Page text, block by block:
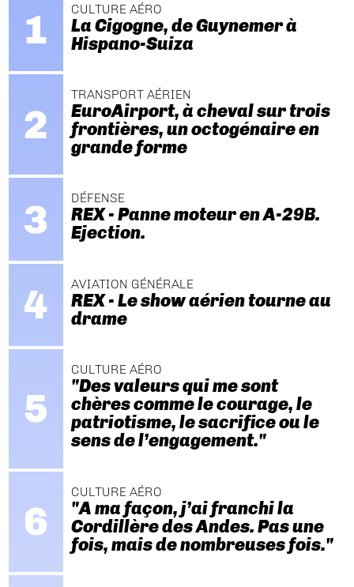
CULTURE AÉRO
La Cigogne, de Guynemer à
Hispano-Suiza
TRANSPORT AÉRIEN
EuroAirport, à cheval sur trois
frontières, un octogénaire en
grande forme
DÉFENSE
REX - Panne moteur en A-29B.
Ejection.
AVIATION GÉNÉRALE
REX - Le show aérien tourne au
drame
CULTURE AÉRO
"Des valeurs qui me sont
chères comme le courage, le
patriotisme, le sacrifice ou le
sens de l’engagement."
CULTURE AÉRO
"A ma façon, j’ai franchi la
Cordillère des Andes. Pas une
fois, mais de nombreuses fois."